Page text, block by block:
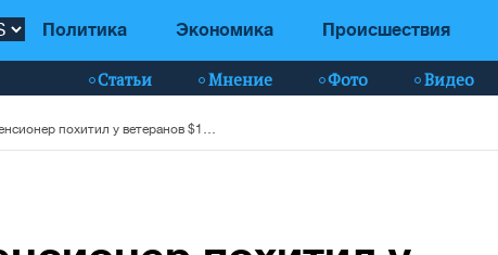
Политика Экономика Происшествия
Статьи Мнение Фото Видео